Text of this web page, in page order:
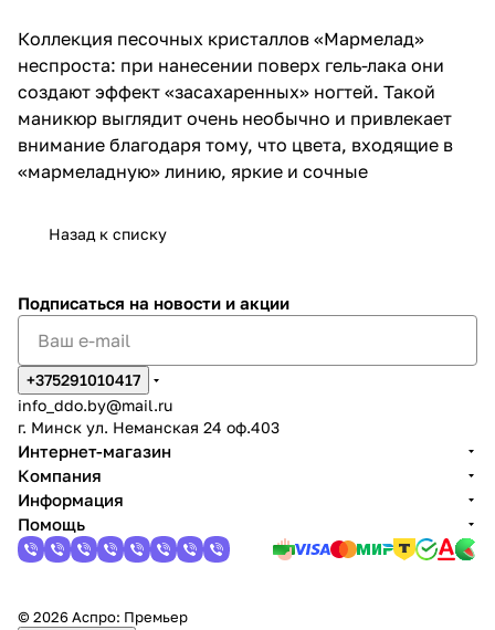
Коллекция песочных кристаллов «Мармелад»
неспроста: при нанесении поверх гель-лака они
создают эффект «засахаренных» ногтей. Такой
маникюр выглядит очень необычно и привлекает
внимание благодаря тому, что цвета, входящие в
«мармеладную» линию, яркие и сочные
Назад к списку
Подписаться на новости и акции
+375291010417
info_ddo.by@mail.ru
г. Минск ул. Неманская 24 оф.403
Интернет-магазин
Компания
Информация
Помощь
© 2026 Аспро: Премьер